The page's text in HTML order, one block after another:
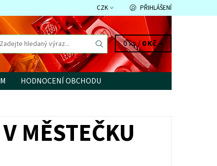
CZK PŘIHLÁŠENÍ
0 ks /0 Kč
HODNOCENÍ OBCHODU
MĚSTEČKU